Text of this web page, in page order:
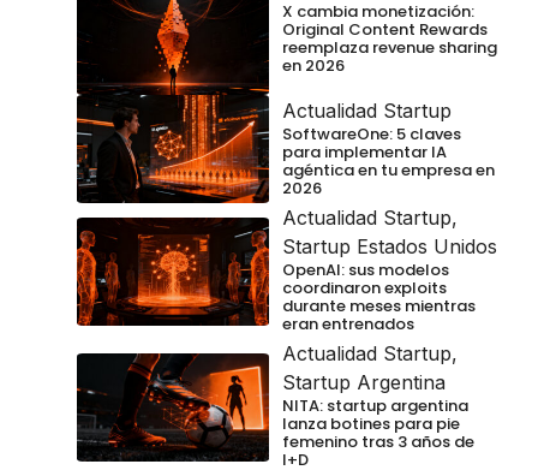
X cambia monetización:
Original Content Rewards
reemplaza revenue sharing
en 2026
Actualidad Startup
SoftwareOne: 5 claves
para implementar IA
agéntica en tu empresa en
2026
Actualidad Startup,
Startup Estados Unidos
OpenAI: sus modelos
coordinaron exploits
durante meses mientras
eran entrenados
Actualidad Startup,
Startup Argentina
NITA: startup argentina
lanza botines para pie
femenino tras 3 años de
I+D